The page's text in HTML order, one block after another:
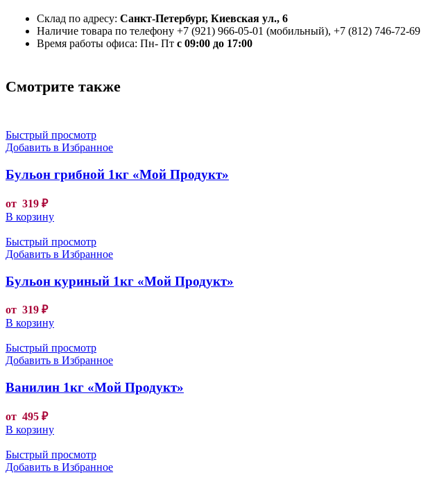
Склад по адресу: Санкт-Петербург, Киевская ул., 6
Наличие товара по телефону +7 (921) 966-05-01 (мобильный), +7 (812) 746-72-69
Время работы офиса: Пн- Пт с 09:00 до 17:00
Смотрите также
Быстрый просмотр
Добавить в Избранное
Бульон грибной 1кг «Мой Продукт»
от 319 ₽
В корзину
Быстрый просмотр
Добавить в Избранное
Бульон куриный 1кг «Мой Продукт»
от 319 ₽
В корзину
Быстрый просмотр
Добавить в Избранное
Ванилин 1кг «Мой Продукт»
от 495 ₽
В корзину
Быстрый просмотр
Добавить в Избранное